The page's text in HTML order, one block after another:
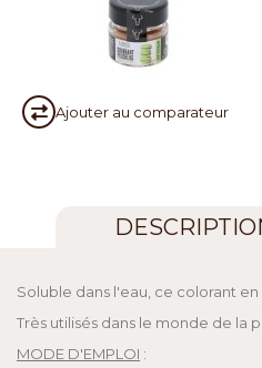
Ajouter au comparateur
Soluble dans l'eau, ce colorant
Très utilisés dans le monde de la
MODE D'EMPLOI :